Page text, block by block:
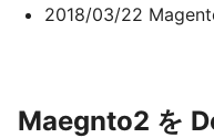
2018/03/22
Maegnto2 を